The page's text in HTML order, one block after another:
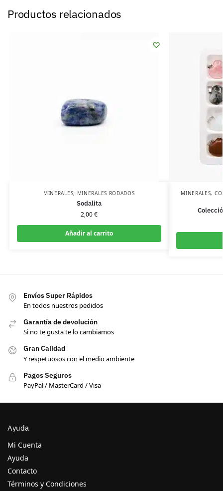
Productos relacionados
MINERALES, MINERALES RODADOS
Sodalita
2,00€
Añadir al carrito
MINERALES,
Envíos Super Rápidos
En todos nuestros pedidos
Garantía de devolución
Si no te gusta te lo cambiamos
Gran Calidad
Y respetuosos con el medio ambiente
Pagos Seguros
PayPal / MasterCard / Visa
Ayuda
Mi Cuenta
Ayuda
Contacto
Términos y Condiciones